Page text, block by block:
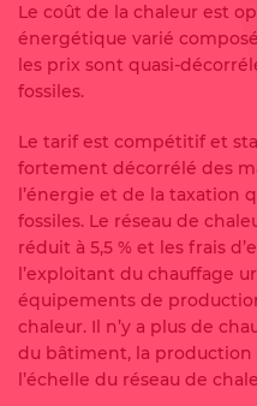
Le coût de la chaleur est
énergétique varié composé
les prix sont quasi-
fossiles.
Le tarif est compétitif et
fortement décorrélé des
l’énergie et de la taxation
fossiles. Le réseau de
réduit à 5,5 % et les frais
l’exploitant du chauffage
équipements de
chaleur. Il n’y a plus de
du bâtiment, la production
l’échelle du réseau de